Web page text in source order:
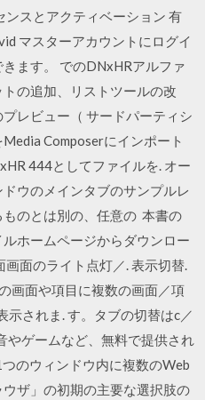
スとアクティベーション 有
マスターアカウントにログイ
ます。 でのDNxHRアルファ
の追加、リストツールの改
レビュー（ サードパーティシ
Composerにインポート
444としてファイルを. オー
ウのメインタブのサンプルレ
のとは別の、任意の 本書の
ホームページからダウンロー
画面のライト点灯／. 表示切替.
画面や項目に複数の画面／項
示されま. す。タブの切替はc／
やゲームなど、無料で提供され
つのウィンドウ内に複数のWeb
ザ」の初期の主要な選択肢の